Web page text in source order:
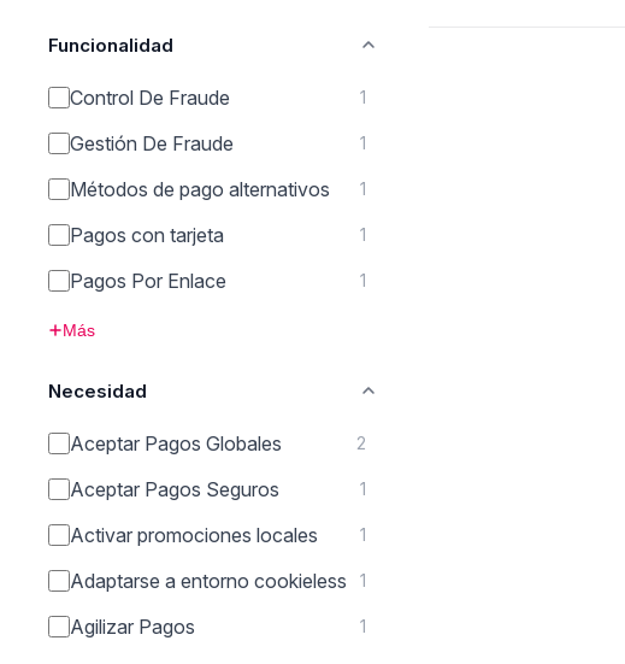
Funcionalidad
Control De Fraude 1
Gestión De Fraude 1
Métodos de pago alternativos 1
Pagos con tarjeta 1
Pagos Por Enlace 1
Más
Necesidad
Aceptar Pagos Globales 2
Aceptar Pagos Seguros 1
Activar promociones locales 1
Adaptarse a entorno cookieless 1
Agilizar Pagos 1